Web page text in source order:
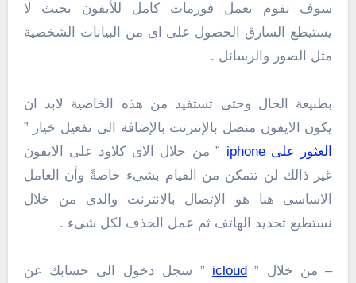
سوف نقوم بعمل فورمات كامل للأيفون بحيث لا
يستيطع السارق الحصول على اى من البيانات الشخصية
مثل الصور والرسائل .
بطبيعة الحال وحتى تستفيد من هذه الخاصية لابد ان
يكون الايفون متصل بالإنترنت بالإضافة الى تفعيل خيار ”
العثور على iphone
” من خلال الاى كلاود على الايفون
غير ذالك لن تتمكن من القيام بشىء خاصةً وأن العامل
الاساسى هنا هو الإتصال بالانترنت والذى من خلال
نستطيع تحديد الهاتف ثم عمل الحذف لكل شىء .
– من خلال ” icloud ” سجل دخول الى حسابك عن